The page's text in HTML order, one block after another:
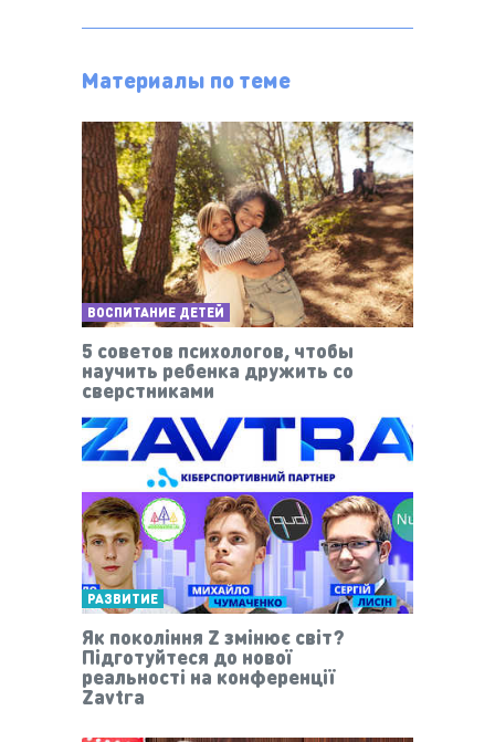
Материалы по теме
ВОСПИТАНИЕ ДЕТЕЙ
5 советов психологов, чтобы
научить ребенка дружить со
сверстниками
РАЗВИТИЕ
Як покоління Z змінює світ?
Підготуйтеся до нової
реальності на конференції
Zavtra